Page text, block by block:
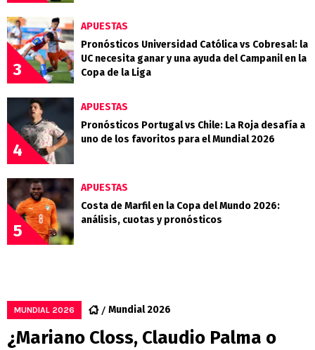
3
APUESTAS
Pronósticos Universidad Católica vs Cobresal: la
UC necesita ganar y una ayuda del Campanil en la
Copa de la Liga
4
APUESTAS
Pronósticos Portugal vs Chile: La Roja desafía a
uno de los favoritos para el Mundial 2026
5
APUESTAS
Costa de Marfil en la Copa del Mundo 2026:
análisis, cuotas y pronósticos
MUNDIAL 2026 Mundial 2026
¿Mariano Closs, Claudio Palma o